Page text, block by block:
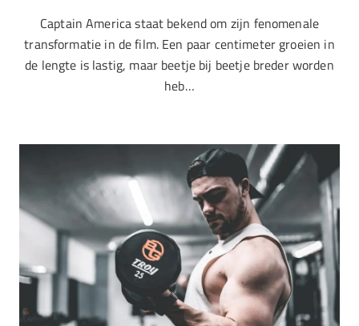
Captain America staat bekend om zijn fenomenale
transformatie in de film. Een paar centimeter groeien in
de lengte is lastig, maar beetje bij beetje breder worden
heb…